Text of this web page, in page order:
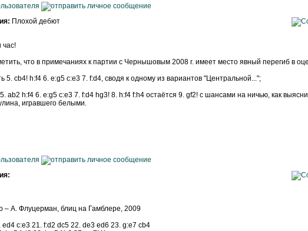
Плохой дебют
час!
что в примечаниях к партии с Чернышовым 2008 г. имеет место явный перегиб в
5. cb4! h:f4 6. e:g5 c:e3 7. f:d4, сводя к одному из вариантов "Центральной...";
ab2 h:f4 6. e:g5 c:e3 7. f:d4 hg3! 8. h:f4 f:h4 остаётся 9. gf2! с шансами на ничью, как
игравшего белыми.
– А. Флуцерман, блиц на Гамблере, 2009
ed4 c:e3 21. f:d2 dc5 22. de3 ed6 23. g:e7 cb4